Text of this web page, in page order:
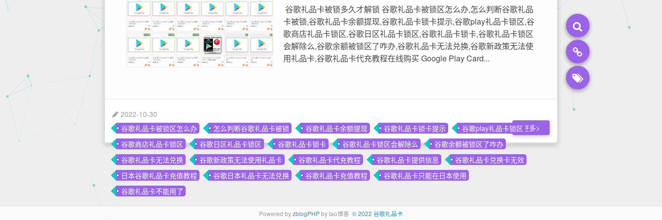
谷歌礼品卡被锁多久才解锁 谷歌礼品卡被锁区怎么办,怎么判断谷歌礼品
卡被锁,谷歌礼品卡余额提现,谷歌礼品卡锁卡提示,谷歌play礼品卡锁区,谷
歌商店礼品卡锁区,谷歌日区礼品卡锁区,谷歌礼品卡锁卡,谷歌礼品卡锁区
会解除么,谷歌余额被锁区了咋办,谷歌礼品卡无法兑换,谷歌新政策无法使
用礼品卡,谷歌礼品卡代充教程在线购买 Google Play Card...
2022-10-30
谷歌礼品卡被锁区怎么办
怎么判断谷歌礼品卡被锁 谷歌礼品卡余额提现 谷歌礼品卡锁卡提示
谷歌play礼品卡锁区
谷歌商店礼品卡锁区
谷歌日区礼品卡锁区 谷歌礼品卡锁卡 谷歌礼品卡锁区会解除么
谷歌余额被锁区了咋办
谷歌礼品卡无法兑换
谷歌新政策无法使用礼品卡 谷歌礼品卡代充教程 谷歌礼品卡提供信息
谷歌礼品卡兑换卡无效
日本谷歌礼品卡充值教程
谷歌日本礼品卡无法兑换 谷歌礼品卡充值教程
谷歌礼品卡只能在日本使用
谷歌礼品卡不能用了
更多>
Powered byzblogPHPby tao博客 © 2022 谷歌礼品卡